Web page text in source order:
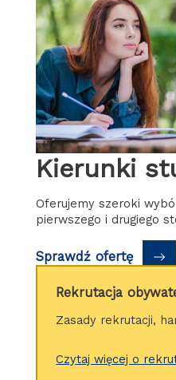
Kierunki
Oferujemy szeroki
pierwszego i drugiego
Sprawdź ofertę
Rekrutacja
Zasady rekrutacji,
Czytaj więcej o